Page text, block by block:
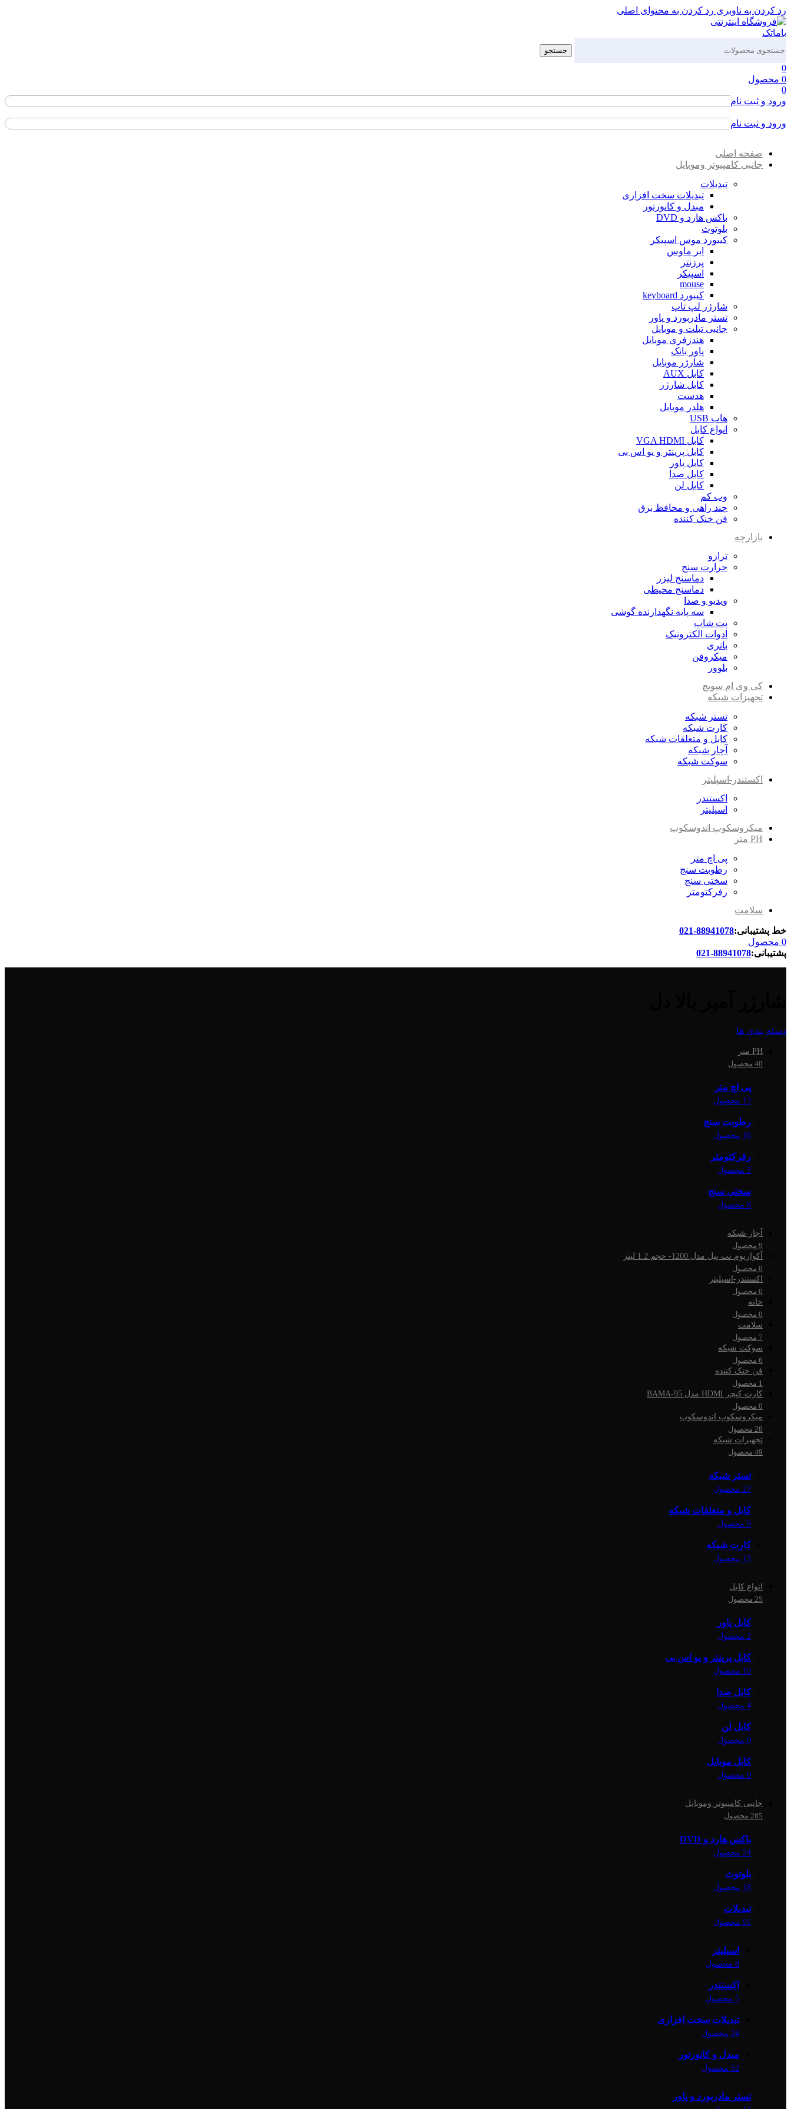
رد کردن به ناوبری رد کردن به محتوای اصلی
جستجو
0
0 محصول
0
ورود و ثبت نام
ورود / ثبت نام
ورود و ثبت نام
ورود / ثبت نام
صفحه اصلی
جانبی کامپیوتر وموبایل
تبدیلات
تبدیلات سخت افزاری
مبدل و کانورتور
باکس هارد و DVD
بلوتوث
کیبورد موس اسپیکر
ایر ماوس
پرزنتر
اسپیکر
mouse
کیبورد keyboard
شارژر لپ تاپ
تستر مادربورد و پاور
جانبی تبلت و موبایل
هندزفری موبایل
پاور بانک
شارژر موبایل
کابل AUX
کابل شارژر
هدست
هلدر موبایل
هاب USB
انواع کابل
کابل VGA HDMI
کابل پرینتر و یو اس بی
کابل پاور
کابل صدا
کابل لن
وب کم
چند راهی و محافظ برق
فن خنک کننده
بازارچه
ترازو
حرارت سنج
دماسنج لیزر
دماسنج محیطی
ویدیو و صدا
سه پایه نگهدارنده گوشی
پت شاپ
ادوات الکترونیک
باتری
میکروفن
بلوور
کی وی ام سویچ
تجهیزات شبکه
تستر شبکه
کارت شبکه
کابل و متعلقات شبکه
آچار شبکه
سوکت شبکه
اکستندر-اسپلیتر
اکستندر
اسپلیتر
میکروسکوپ اندوسکوپ
PH متر
پی اچ متر
رطوبت سنج
سختی سنج
رفرکتومتر
سلامت
خط پشتیبانی:88941078-021
0 محصول
پشتیبانی:88941078-021
دسته بندی ها
PH متر
40 محصول
پی اچ متر
13 محصول
رطوبت سنج
16 محصول
رفرکتومتر
3 محصول
سختی سنج
8 محصول
آچار شبکه
9 محصول
آکواریوم نت پیل مدل 1200- حجم 1.2 لیتر
0 محصول
اکستندر-اسپلیتر
0 محصول
خانه
0 محصول
سلامت
7 محصول
سوکت شبکه
6 محصول
فن خنک کننده
1 محصول
کارت کپچر HDMI مدل BAMA-95
0 محصول
میکروسکوپ اندوسکوپ
28 محصول
تجهیزات شبکه
49 محصول
تستر شبکه
27 محصول
کابل و متعلقات شبکه
9 محصول
کارت شبکه
13 محصول
انواع کابل
25 محصول
کابل پاور
2 محصول
کابل پرینتر و یو اس بی
19 محصول
کابل صدا
4 محصول
کابل لن
0 محصول
کابل موبایل
0 محصول
جانبی کامپیوتر وموبایل
285 محصول
باکس هارد و DVD
24 محصول
بلوتوث
18 محصول
تبدیلات
91 محصول
اسپلیتر
8 محصول
اکستندر
5 محصول
تبدیلات سخت افزاری
24 محصول
مبدل و کانورتور
52 محصول
تستر مادربورد و پاور